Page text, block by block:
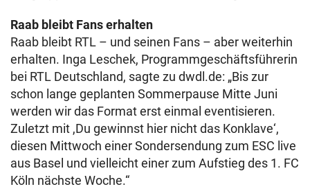
Raab bleibt Fans erhalten
Raab bleibt RTL – und seinen Fans – aber weiterhin
erhalten. Inga Leschek, Programmgeschäftsführerin
bei RTL Deutschland, sagte zu dwdl.de: „Bis zur
schon lange geplanten Sommerpause Mitte Juni
werden wir das Format erst einmal eventisieren.
Zuletzt mit ,Du gewinnst hier nicht das Konklave‘,
diesen Mittwoch einer Sondersendung zum ESC live
aus Basel und vielleicht einer zum Aufstieg des 1. FC
Köln nächste Woche.“